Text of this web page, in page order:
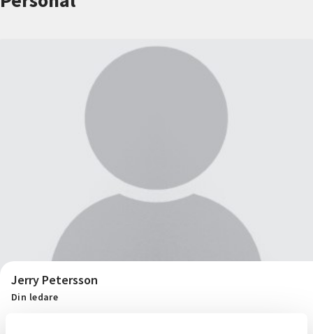
Nyheter
Jerry Petersson
Din ledare